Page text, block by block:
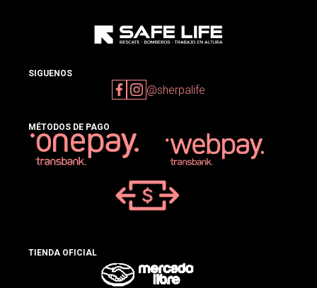
SIGUENOS
@sherpalife
MÉTODOS DE PAGO
TIENDA OFICIAL